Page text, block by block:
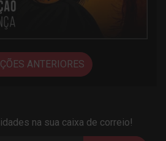
ANTERIORES
na sua caixa de correio!